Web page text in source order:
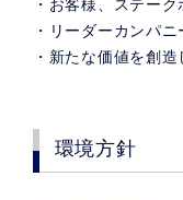
・リーダーカンパ
・新たな価値を創造
環境方針